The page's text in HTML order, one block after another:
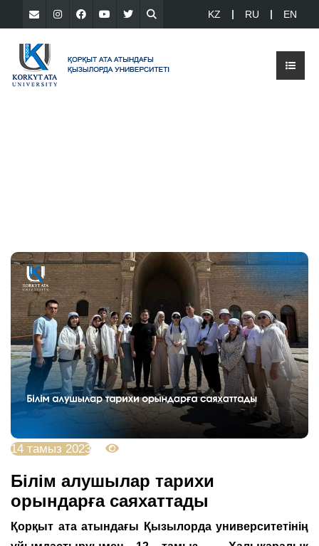
KZ RU EN
14 тамыз 2023
Білім алушылар тарихи
орындарға саяхаттады
Қорқыт ата атындағы Қызылорда университетінің